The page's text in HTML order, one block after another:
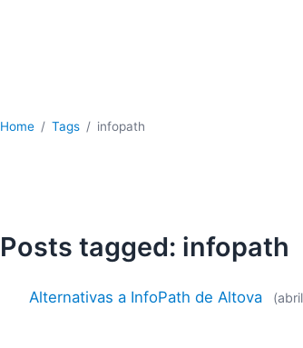
Home Tags infopath
Posts tagged: infopath
Alternativas a InfoPath de Altova